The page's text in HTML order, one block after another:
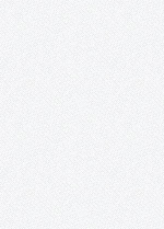
Libro
Análisis